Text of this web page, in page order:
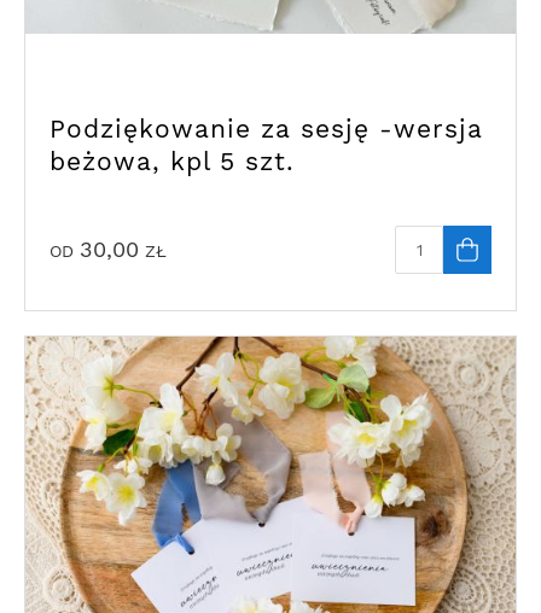
Podziękowanie za sesję -wersja
beżowa, kpl 5 szt.
OD 30,00 ZŁ